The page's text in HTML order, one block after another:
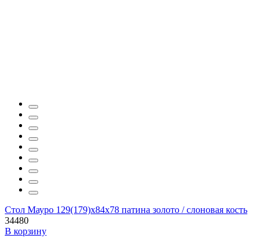
Стол Мауро 129(179)х84х78 патина золото / слоновая кость
34480
В корзину